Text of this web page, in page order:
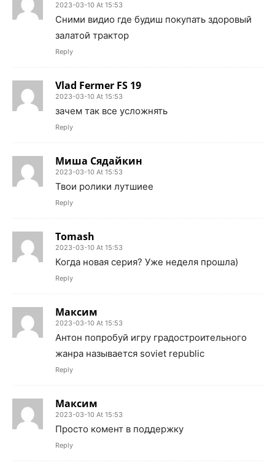
2023-03-10 At 15:53
Сними видио где будиш покупать здоровый
залатой трактор
Reply
Vlad Fermer FS 19
2023-03-10 At 15:53
зачем так все усложнять
Reply
Миша Сядайкин
2023-03-10 At 15:53
Твои ролики лутшиее
Reply
Tomash
2023-03-10 At 15:53
Когда новая серия? Уже неделя прошла)
Reply
Максим
2023-03-10 At 15:53
Антон попробуй игру градостроительного
жанра называется soviet republic
Reply
Максим
2023-03-10 At 15:53
Просто комент в поддержку
Reply